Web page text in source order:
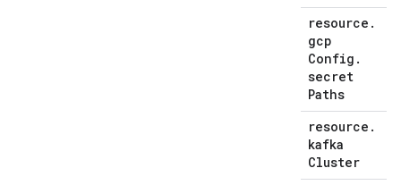
resource .
gcp
Config .
secret
Paths
resource .
kafka
Cluster